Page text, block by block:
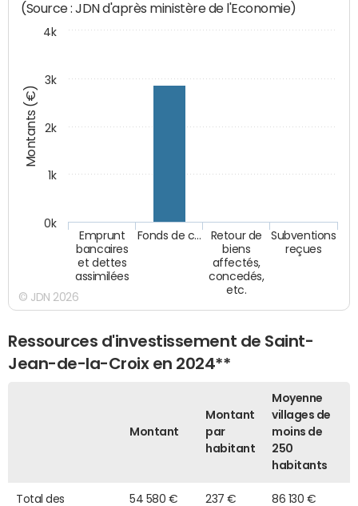
Montants (€)
(Source : JDN d'après ministère de l'Economie)
Emprunt
bancaires
et dettes
assimilées
Fonds de c…
Retour de
biens
affectés,
concedés,
etc.
Subventions
reçues
0k
1k
2k
3k
4k
© JDN 2026
Ressources d'investissement de Saint-
Jean-de-la-Croix en 2024**
Montant
Montant
par
habitant
Moyenne
villages de
moins de
250
habitants
Total des
54 580 € 237 € 86 130 €